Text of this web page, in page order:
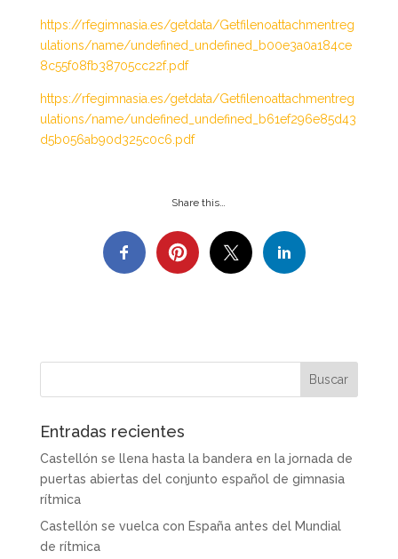
https://rfegimnasia.es/getdata/Getfilenoattachmentreg
ulations/name/undefined_undefined_b00e3a0a184ce
8c55f08fb38705cc22f.pdf
https://rfegimnasia.es/getdata/Getfilenoattachmentreg
ulations/name/undefined_undefined_b61ef296e85d43
d5b056ab90d325c0c6.pdf
Share this…
Entradas recientes
Castellón se llena hasta la bandera en la jornada de
puertas abiertas del conjunto español de gimnasia
rítmica
Castellón se vuelca con España antes del Mundial
de rítmica